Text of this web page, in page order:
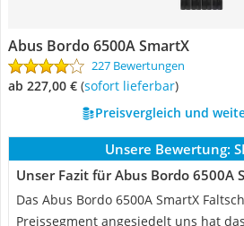
Abus Bordo 6500A SmartX
227 Bewertungen
ab 227,00 € ( Sofort lieferbar)
Preisvergleich und
Unsere Bewertung:
Unser Fazit für Abus Bordo 6500A
Das Abus Bordo 6500A SmartX
Preissegment angesiedelt uns hat